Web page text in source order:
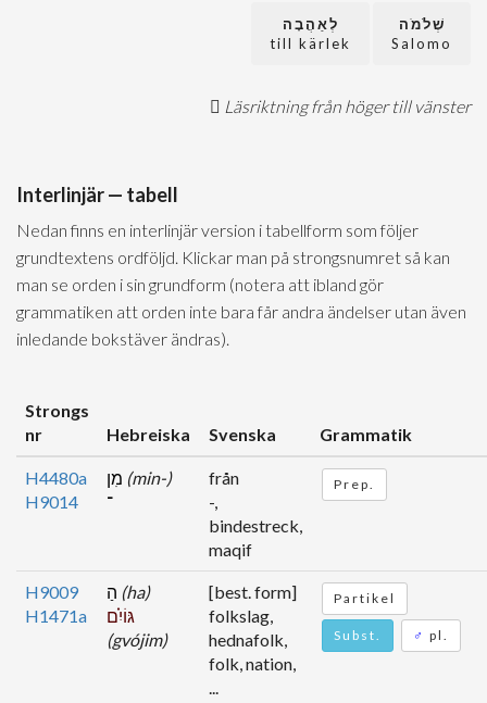
שְׁלֹמֹה
Salomo
לְאַהֲבָה
till kärlek
Läsriktning från höger till vänster
Interlinjär — tabell
Nedan finns en interlinjär version i tabellform som följer
grundtextens ordföljd. Klickar man på strongsnumret så kan
man se orden i sin grundform (notera att ibland gör
grammatiken att orden inte bara får andra ändelser utan även
inledande bokstäver ändras).
Strongs
nr
Hebreiska Svenska Grammatik
H4480a
H9014
(min-)
־
från
-,
bindestreck,
maqif
Prep.
H9009
H1471a
(ha)
גּוֹיִ֗ם
(gvójim)
[best. form]
folkslag,
hednafolk,
folk, nation,
...
Partikel
Subst. ♂ pl.